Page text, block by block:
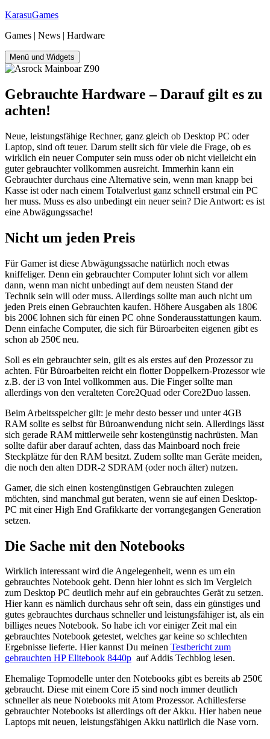
Zum
springen
KarasuGames
Games | News | Hardware
Menü und Widgets
Gebrauchte Hardware – Darauf gilt es zu
achten!
Neue, leistungsfähige Rechner, ganz gleich ob Desktop PC oder
Laptop, sind oft teuer. Darum stellt sich für viele die Frage, ob es
wirklich ein neuer Computer sein muss oder ob nicht vielleicht ein
guter gebrauchter vollkommen ausreicht. Immerhin kann ein
Gebrauchter durchaus eine Alternative sein, wenn man knapp bei
Kasse ist oder nach einem Totalverlust ganz schnell erstmal ein PC
her muss. Muss es also unbedingt ein neuer sein? Die Antwort: es ist
eine Abwägungssache!
Nicht um jeden Preis
Für Gamer ist diese Abwägungssache natürlich noch etwas
kniffeliger. Denn ein gebrauchter Computer lohnt sich vor allem
dann, wenn man nicht unbedingt auf dem neusten Stand der
Technik sein will oder muss. Allerdings sollte man auch nicht um
jeden Preis einen Gebrauchten kaufen. Höhere Ausgaben als 180€
bis 200€ lohnen sich für einen PC ohne Sonderausstattungen kaum.
Denn einfache Computer, die sich für Büroarbeiten eigenen gibt es
schon ab 250€ neu.
Soll es ein gebrauchter sein, gilt es als erstes auf den Prozessor zu
achten. Für Büroarbeiten reicht ein flotter Doppelkern-Prozessor wie
z.B. der i3 von Intel vollkommen aus. Die Finger sollte man
allerdings von den veralteten Core2Quad oder Core2Duo lassen.
Beim Arbeitsspeicher gilt: je mehr desto besser und unter 4GB
RAM sollte es selbst für Büroanwendung nicht sein. Allerdings lässt
sich gerade RAM mittlerweile sehr kostengünstig nachrüsten. Man
sollte dafür aber darauf achten, dass das Mainboard noch freie
Steckplätze für den RAM besitzt. Zudem sollte man Geräte meiden,
die noch den alten DDR-2 SDRAM (oder noch älter) nutzen.
Gamer, die sich einen kostengünstigen Gebrauchten zulegen
möchten, sind manchmal gut beraten, wenn sie auf einen Desktop-
PC mit einer High End Grafikkarte der vorrangegangen Generation
setzen.
Die Sache mit den Notebooks
Wirklich interessant wird die Angelegenheit, wenn es um ein
gebrauchtes Notebook geht. Denn hier lohnt es sich im Vergleich
zum Desktop PC deutlich mehr auf ein gebrauchtes Gerät zu setzen.
Hier kann es nämlich durchaus sehr oft sein, dass ein günstiges und
gutes gebrauchtes durchaus schneller und leistungsfähiger ist, als ein
billiges neues Notebook. So habe ich vor einiger Zeit mal ein
gebrauchtes Notebook getestet, welches gar keine so schlechten
Ergebnisse lieferte. Hier kannst Du meinen Testbericht zum
gebrauchten HP Elitebook 8440p auf Addis Techblog lesen.
Ehemalige Topmodelle unter den Notebooks gibt es bereits ab 250€
gebraucht. Diese mit einem Core i5 sind noch immer deutlich
schneller als neue Notebooks mit Atom Prozessor. Achillesferse
gebrauchter Notebooks ist allerdings oft der Akku. Hier haben neue
Laptops mit neuen, leistungsfähigen Akku natürlich die Nase vorn.